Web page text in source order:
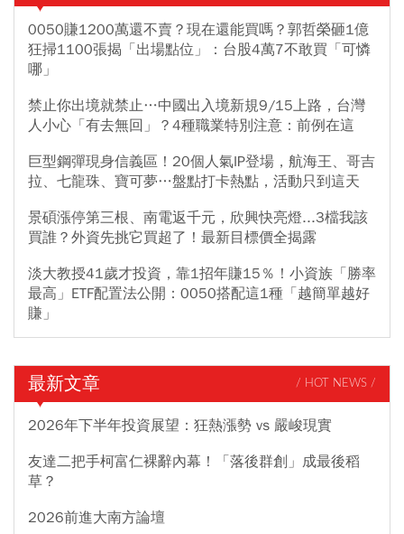
0050賺1200萬還不賣？現在還能買嗎？郭哲榮砸1億
狂掃1100張揭「出場點位」：台股4萬7不敢買「可憐
哪」
禁止你出境就禁止…中國出入境新規9/15上路，台灣
人小心「有去無回」？4種職業特別注意：前例在這
巨型鋼彈現身信義區！20個人氣IP登場，航海王、哥吉
拉、七龍珠、寶可夢…盤點打卡熱點，活動只到這天
景碩漲停第三根、南電返千元，欣興快亮燈...3檔我該
買誰？外資先挑它買超了！最新目標價全揭露
淡大教授41歲才投資，靠1招年賺15％！小資族「勝率
最高」ETF配置法公開：0050搭配這1種「越簡單越好
賺」
最新文章 / HOT NEWS /
2026年下半年投資展望：狂熱漲勢 vs 嚴峻現實
友達二把手柯富仁裸辭內幕！「落後群創」成最後稻
草？
2026前進大南方論壇